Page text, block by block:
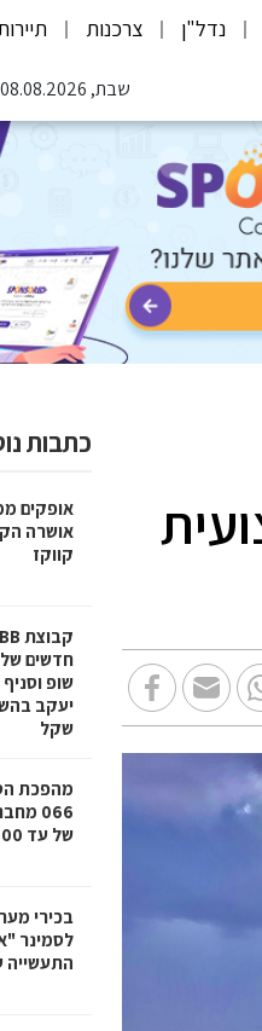
נדל"ן צרכנות
שבת, 08.08.2026
כתבות
אופקים
אושרה
קווקז
חדשים
שופ
שקל
מהפכת
066
של עד 1,000 מגה
בכירי
לסמינר
התעשייה